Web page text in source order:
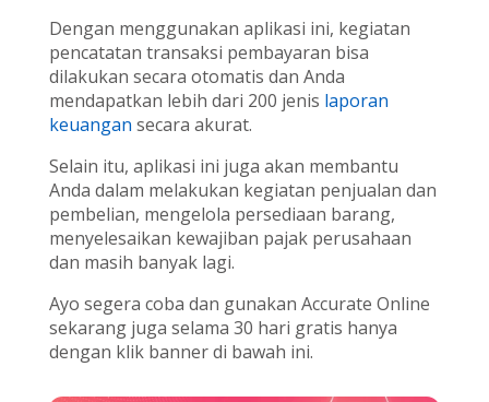
Dengan menggunakan aplikasi ini, kegiatan
pencatatan transaksi pembayaran bisa
dilakukan secara otomatis dan Anda
mendapatkan lebih dari 200 jenis laporan
keuangan secara akurat.
Selain itu, aplikasi ini juga akan membantu
Anda dalam melakukan kegiatan penjualan dan
pembelian, mengelola persediaan barang,
menyelesaikan kewajiban pajak perusahaan
dan masih banyak lagi.
Ayo segera coba dan gunakan Accurate Online
sekarang juga selama 30 hari gratis hanya
dengan klik banner di bawah ini.